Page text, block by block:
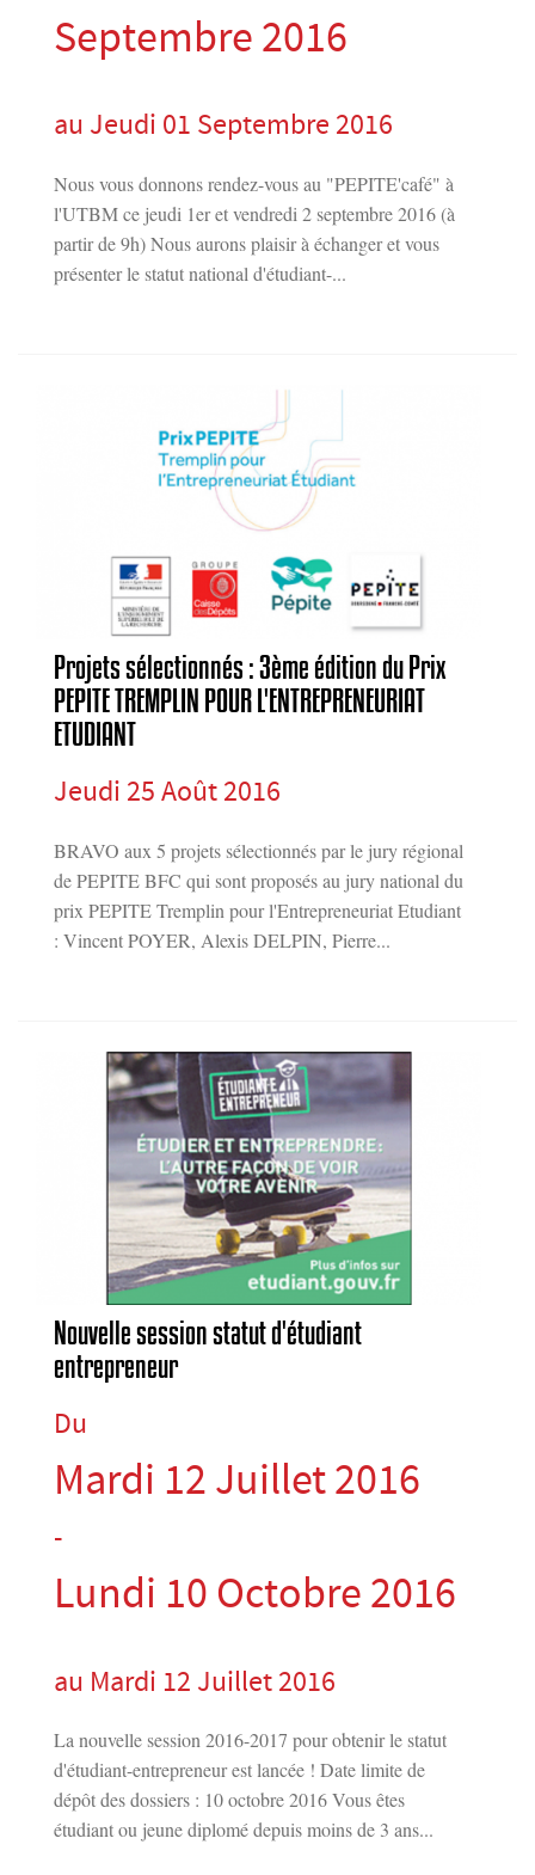
Septembre 2016
au Jeudi 01 Septembre 2016
Nous vous donnons rendez-vous au "PEPITE'café" à
l'UTBM ce jeudi 1er et vendredi 2 septembre 2016 (à
partir de 9h) Nous aurons plaisir à échanger et vous
présenter le statut national d'étudiant-...
Projets sélectionnés : 3ème édition du Prix
PEPITE TREMPLIN POUR L'ENTREPRENEURIAT
ETUDIANT
Jeudi 25 Août 2016
BRAVO aux 5 projets sélectionnés par le jury régional
de PEPITE BFC qui sont proposés au jury national du
prix PEPITE Tremplin pour l'Entrepreneuriat Etudiant
: Vincent POYER, Alexis DELPIN, Pierre...
Nouvelle session statut d'étudiant
entrepreneur
Du
Mardi 12 Juillet 2016
-
Lundi 10 Octobre 2016
au Mardi 12 Juillet 2016
La nouvelle session 2016-2017 pour obtenir le statut
d'étudiant-entrepreneur est lancée ! Date limite de
dépôt des dossiers : 10 octobre 2016 Vous êtes
étudiant ou jeune diplomé depuis moins de 3 ans...